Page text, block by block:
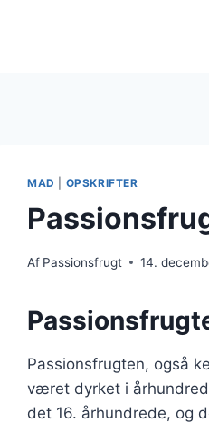
MAD OPSKRIFTER
Af Passionsfrugt 14.
Passionsfrugten, også
været dyrket i
det 16. århundrede, og